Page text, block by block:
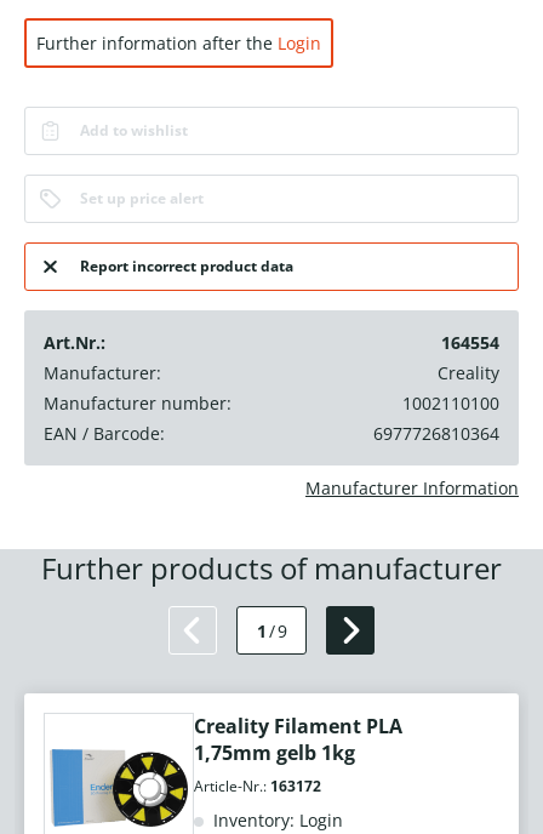
Further information after the Login
Add to wishlist
Set up price alert
Report incorrect product data
Art.Nr.:
164554
Manufacturer:
Creality
Manufacturer number:
1002110100
EAN / Barcode:
6977726810364
Manufacturer Information
Further products of manufacturer
1 /9
Creality Filament PLA
1,75mm gelb 1kg
Article-Nr.: 163172
Inventory: Login